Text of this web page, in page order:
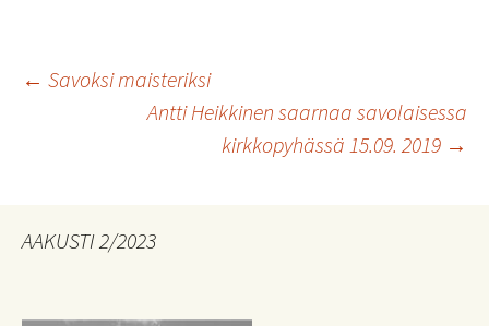
Artikkelien
← Savoksi maisteriksi
Antti Heikkinen saarnaa savolaisessa
kirkkopyhässä 15.09. 2019 →
AAKUSTI 2/2023